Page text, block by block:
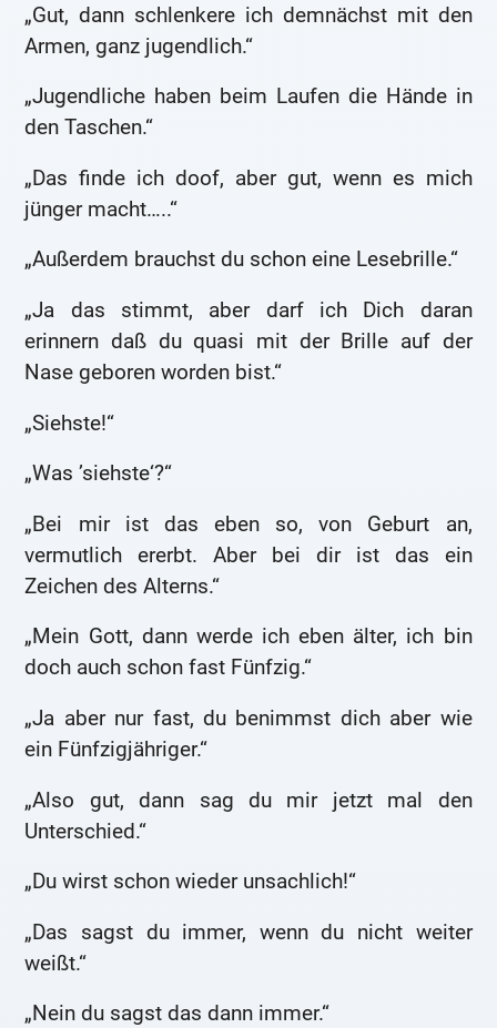
„Gut, dann schlenkere ich demnächst mit den
Armen, ganz jugendlich.“
„Jugendliche haben beim Laufen die Hände in
den Taschen.“
„Das finde ich doof, aber gut, wenn es mich
jünger macht…..“
„Außerdem brauchst du schon eine Lesebrille.“
„Ja das stimmt, aber darf ich Dich daran
erinnern daß du quasi mit der Brille auf der
Nase geboren worden bist.“
„Siehste!“
„Was ’siehste‘?“
„Bei mir ist das eben so, von Geburt an,
vermutlich ererbt. Aber bei dir ist das ein
Zeichen des Alterns.“
„Mein Gott, dann werde ich eben älter, ich bin
doch auch schon fast Fünfzig.“
„Ja aber nur fast, du benimmst dich aber wie
ein Fünfzigjähriger.“
„Also gut, dann sag du mir jetzt mal den
Unterschied.“
„Du wirst schon wieder unsachlich!“
„Das sagst du immer, wenn du nicht weiter
weißt.“
„Nein du sagst das dann immer.“